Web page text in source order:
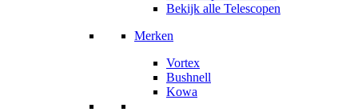
Bekijk alle Telescopen
Merken
Vortex
Bushnell
Kowa